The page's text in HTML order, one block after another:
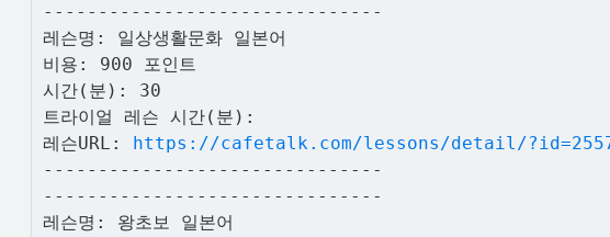
-------------------------------
레슨명: 일상생활문화 일본어
비용: 900 포인트
시간(분): 30
트라이얼 레슨 시간(분):
레슨URL: https://cafetalk.com/lessons/detail/
-------------------------------
-------------------------------
레슨명: 왕초보 일본어